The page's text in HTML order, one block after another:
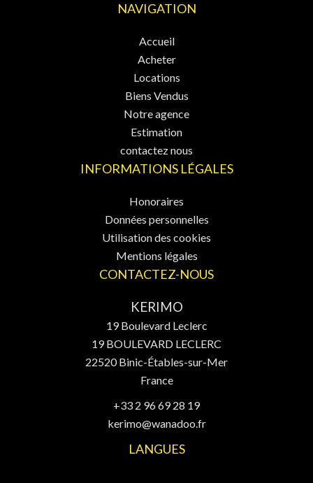
NAVIGATION
Accueil
Acheter
Locations
Biens Vendus
Notre agence
Estimation
contactez nous
INFORMATIONS LÉGALES
Honoraires
Données personnelles
Utilisation des cookies
Mentions légales
CONTACTEZ-NOUS
KERIMO
19 Boulevard Leclerc
19 BOULEVARD LECLERC
22520Binic-Étables-sur-Mer
France
+33 2 96 69 28 19
kerimo@wanadoo.fr
LANGUES